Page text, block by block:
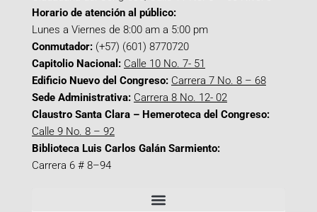
Horario de atención al público:
Lunes a Viernes de 8:00 am a 5:00 pm
Conmutador: (+57) (601) 8770720
Capitolio Nacional: Calle 10 No. 7- 51
Edificio Nuevo del Congreso: Carrera 7 No. 8 – 68
Sede Administrativa: Carrera 8 No. 12- 02
Claustro Santa Clara – Hemeroteca del Congreso:
Calle 9 No. 8 – 92
Biblioteca Luis Carlos Galán Sarmiento:
Carrera 6 # 8–94